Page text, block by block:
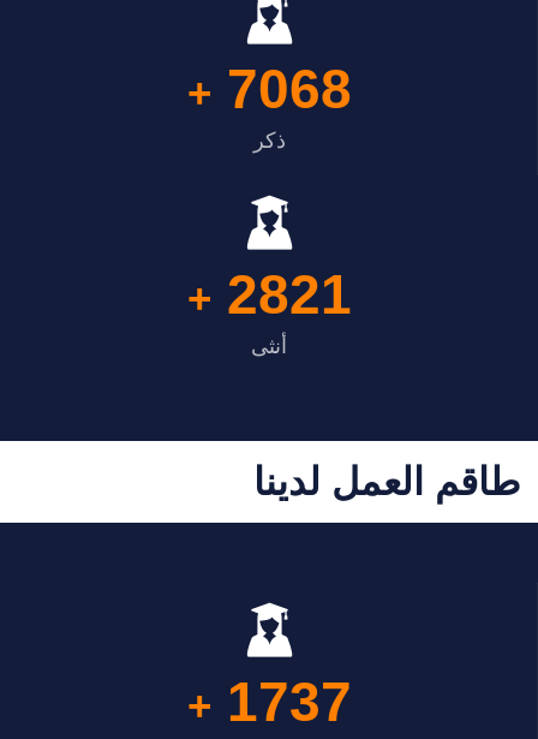
7068
+
ذكر
2821
+
أنثى
طاقم العمل لدينا
1737
+